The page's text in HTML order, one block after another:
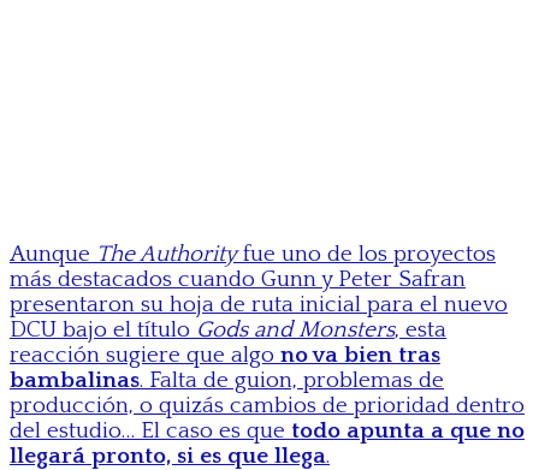
Aunque The Authorityfue uno de los proyectos
más destacados cuando Gunn y Peter Safran
presentaron su hoja de ruta inicial para el nuevo
DCU bajo el título Gods and Monsters, esta
reacción sugiere que algo no va bien tras
bambalinas. Falta de guion, problemas de
producción, o quizás cambios de prioridad dentro
del estudio… El caso es que todo apunta a que no
llegará pronto, si es que llega.